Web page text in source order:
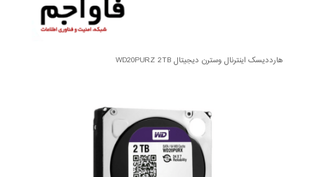
هارددیسک اینترنال وسترن دیجیتال WD20PURZ 2TB